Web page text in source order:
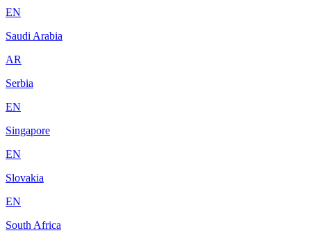
EN
Saudi Arabia
AR
Serbia
EN
Singapore
EN
Slovakia
EN
South Africa